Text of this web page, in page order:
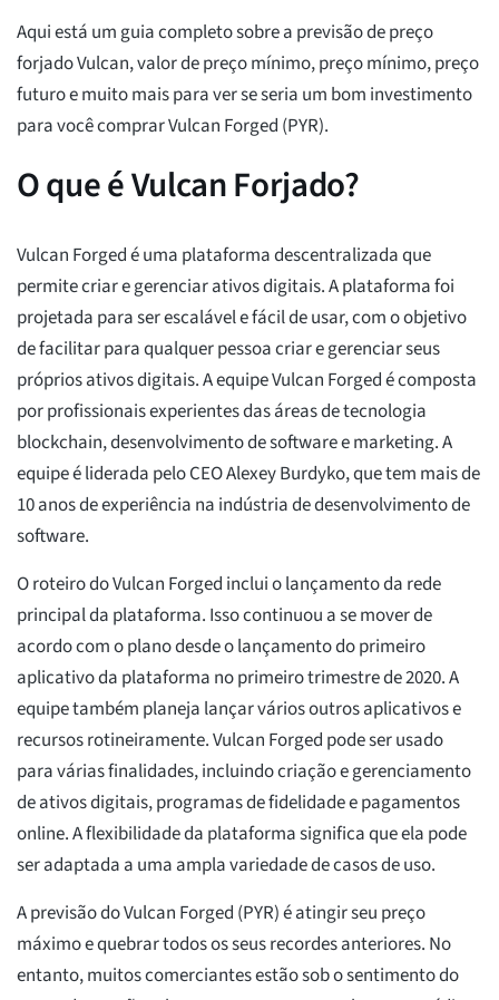
Aqui está um guia completo sobre a previsão de preço
forjado Vulcan, valor de preço mínimo, preço mínimo, preço
futuro e muito mais para ver se seria um bom investimento
para você comprar Vulcan Forged (PYR).
O que é Vulcan Forjado?
Vulcan Forged é uma plataforma descentralizada que
permite criar e gerenciar ativos digitais. A plataforma foi
projetada para ser escalável e fácil de usar, com o objetivo
de facilitar para qualquer pessoa criar e gerenciar seus
próprios ativos digitais. A equipe Vulcan Forged é composta
por profissionais experientes das áreas de tecnologia
blockchain, desenvolvimento de software e marketing. A
equipe é liderada pelo CEO Alexey Burdyko, que tem mais de
10 anos de experiência na indústria de desenvolvimento de
software.
O roteiro do Vulcan Forged inclui o lançamento da rede
principal da plataforma. Isso continuou a se mover de
acordo com o plano desde o lançamento do primeiro
aplicativo da plataforma no primeiro trimestre de 2020. A
equipe também planeja lançar vários outros aplicativos e
recursos rotineiramente. Vulcan Forged pode ser usado
para várias finalidades, incluindo criação e gerenciamento
de ativos digitais, programas de fidelidade e pagamentos
online. A flexibilidade da plataforma significa que ela pode
ser adaptada a uma ampla variedade de casos de uso.
A previsão do Vulcan Forged (PYR) é atingir seu preço
máximo e quebrar todos os seus recordes anteriores. No
entanto, muitos comerciantes estão sob o sentimento do